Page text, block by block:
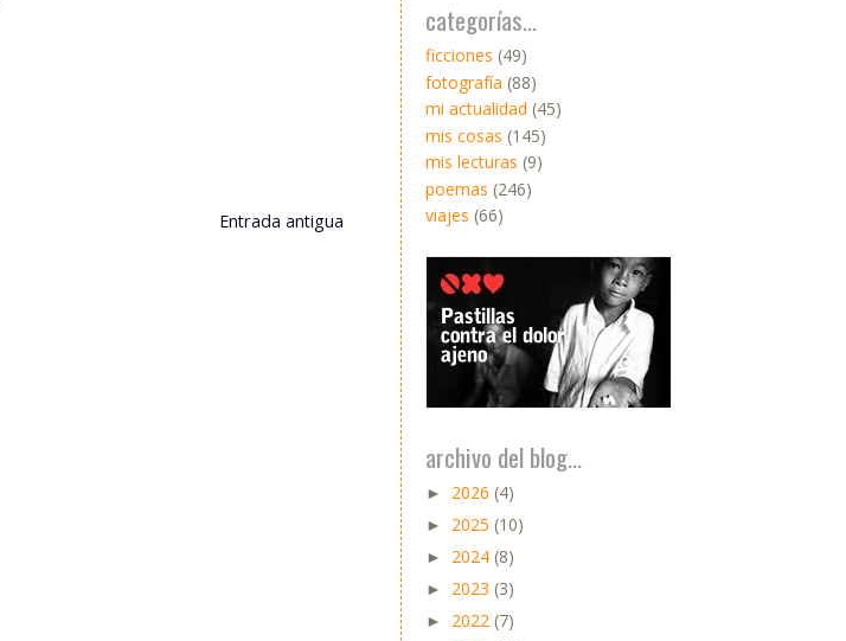
Entrada antigua
categorías...
ficciones (49)
fotografía (88)
mi actualidad (45)
mis cosas (145)
mis lecturas (9)
poemas (246)
viajes (66)
archivo del blog...
► 2026 (4)
► 2025 (10)
► 2024 (8)
► 2023 (3)
► 2022 (7)